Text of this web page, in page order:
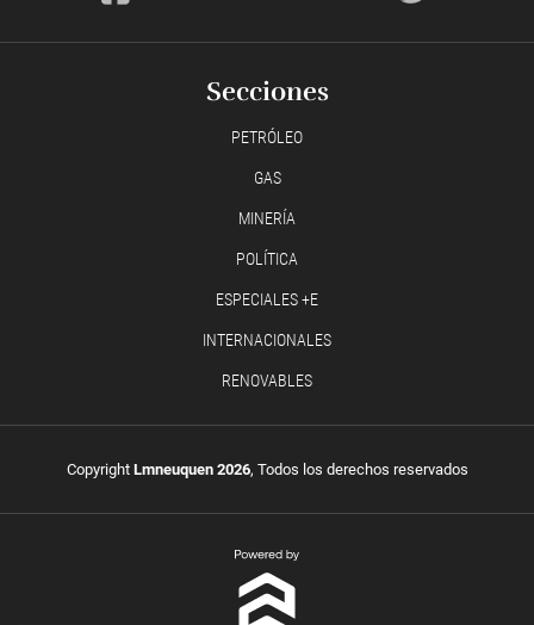
Secciones
PETRÓLEO
GAS
MINERÍA
POLÍTICA
ESPECIALES +E
INTERNACIONALES
RENOVABLES
Copyright Lmneuquen 2026, Todos los derechos reservados